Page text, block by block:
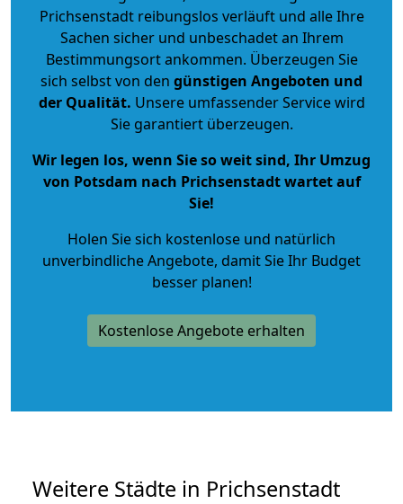
Prichsenstadt reibungslos verläuft und alle Ihre
Sachen sicher und unbeschadet an Ihrem
Bestimmungsort ankommen. Überzeugen Sie
sich selbst von den günstigen Angeboten und
der Qualität. Unsere umfassender Service wird
Sie garantiert überzeugen.
Wir legen los, wenn Sie so weit sind, Ihr Umzug
von Potsdam nach Prichsenstadt wartet auf
Sie!
Holen Sie sich kostenlose und natürlich
unverbindliche Angebote, damit Sie Ihr Budget
besser planen!
Kostenlose Angebote erhalten
Weitere Städte in Prichsenstadt